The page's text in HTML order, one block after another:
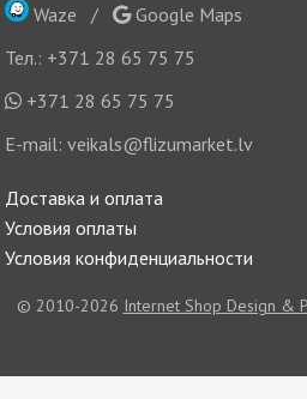
Waze /
Google Maps
Тел.: +371 28 65 75 75
+371 28 65 75 75
E-mail:veikals@flizumarket.lv
Доставка и оплата
Условия оплаты
Условия конфиденциальности
© 2010-2026 Internet Shop Design &